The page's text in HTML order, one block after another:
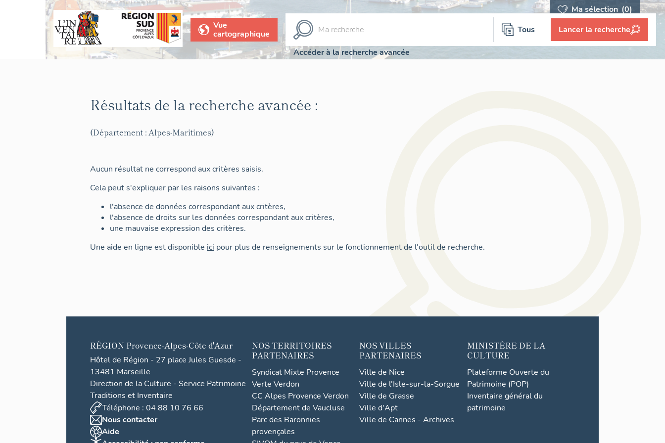
Ma sélection (0)
Vue
cartographique
Tous Lancer la recherche
Accéder à la recherche avancée
Résultats de la recherche avancée :
(Département : Alpes-Maritimes)
Aucun résultat ne correspond aux critères saisis.
Cela peut s'expliquer par les raisons suivantes :
l'absence de données correspondant aux critères,
l'absence de droits sur les données correspondant aux critères,
une mauvaise expression des critères.
Une aide en ligne est disponible ici pour plus de renseignements sur le fonctionnement de l'outil de recherche.
RÉGION Provence-Alpes-Côte d'Azur
Hôtel de Région - 27 place Jules Guesde -
13481 Marseille
Direction de la Culture - Service Patrimoine
Traditions et Inventaire
Téléphone : 04 88 10 76 66
Nous contacter
Aide
NOS TERRITOIRES
PARTENAIRES
Syndicat Mixte Provence
Verte Verdon
CC Alpes Provence Verdon
Département de Vaucluse
Parc des Baronnies
provençales
NOS VILLES
PARTENAIRES
Ville de Nice
Ville de l'Isle-sur-la-Sorgue
Ville de Grasse
Ville d'Apt
Ville de Cannes - Archives
MINISTÈRE DE LA
CULTURE
Plateforme Ouverte du
Patrimoine (POP)
Inventaire général du
patrimoine